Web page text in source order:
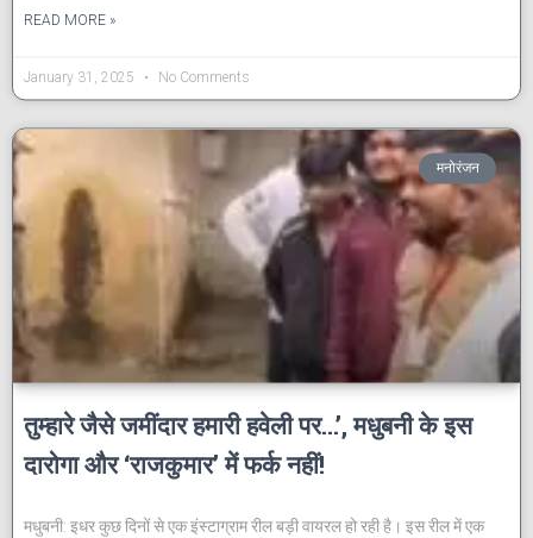
READ MORE »
January 31, 2025 No Comments
मनोरंजन
तुम्हारे जैसे जमींदार हमारी हवेली पर…’, मधुबनी के इस
दारोगा और ‘राजकुमार’ में फर्क नहीं!
मधुबनी: इधर कुछ दिनों से एक इंस्टाग्राम रील बड़ी वायरल हो रही है। इस रील में एक